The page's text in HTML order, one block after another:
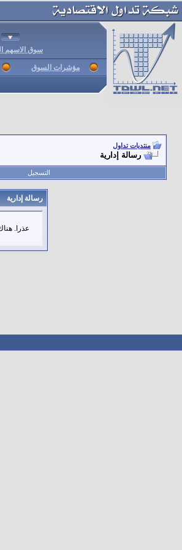
سوق الاسهم
مؤشرات السوق
منتديات تداول
رسالة إدارية
التسجيل
رسالة إدارية
عذرا.